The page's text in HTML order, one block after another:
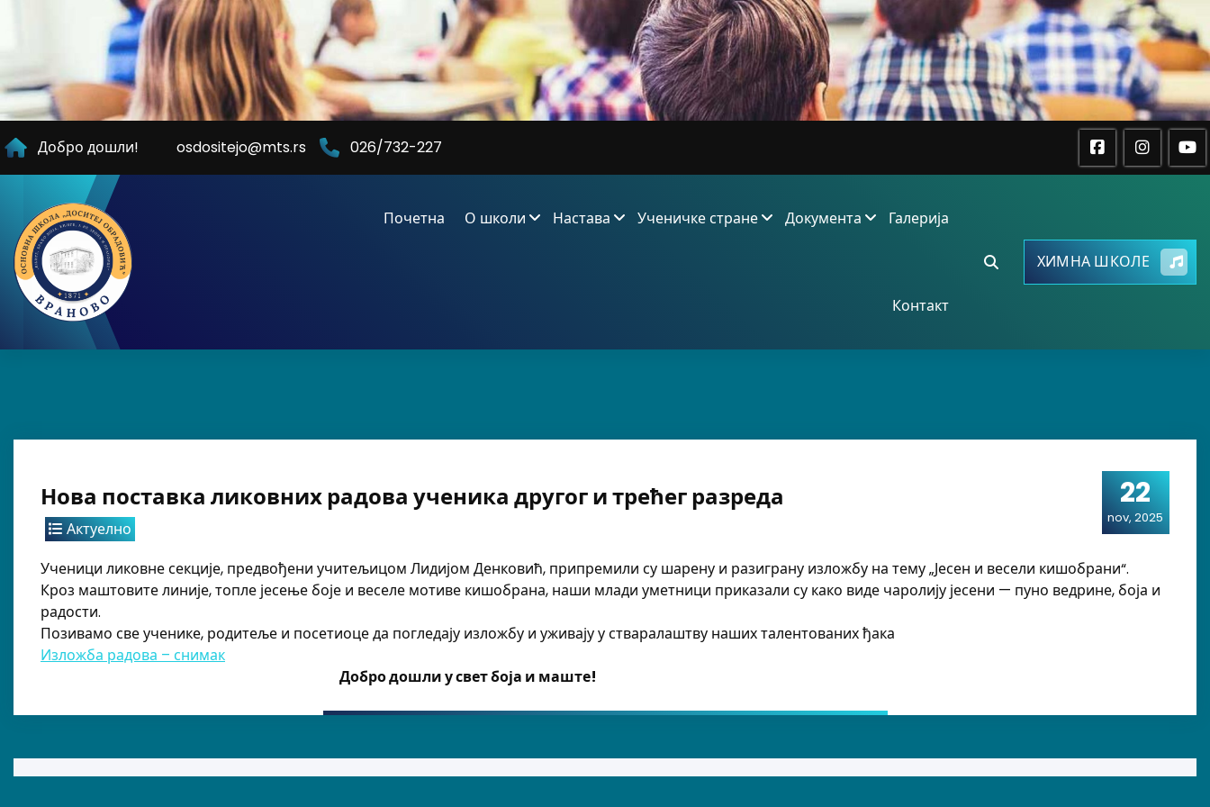
Добро дошли! osdositejo@mts.rs 026/732-227
Почетна О школи Настава Ученичке стране Документа Галерија
Контакт
ХИМНА ШКОЛЕ
22
nov, 2025
Нова поставка ликовних радова ученика другог и трећег разреда
Актуелно
Ученици ликовне секције, предвођени учитељицом Лидијом Денковић, припремили су шарену и разиграну изложбу на тему „Јесен и весели кишобрани“.
Кроз маштовите линије, топле јесење боје и веселе мотиве кишобрана, наши млади уметници приказали су како виде чаролију јесени — пуно ведрине, боја и
радости.
Позивамо све ученике, родитеље и посетиоце да погледају изложбу и уживају у стваралаштву наших талентованих ђака
Изложба радова – снимак
Добро дошли у свет боја и маште!